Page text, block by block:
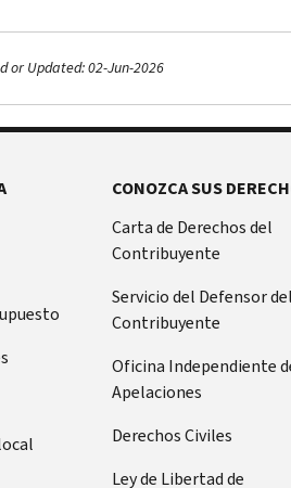
or Updated: 02-Jun-2026
CONOZCA SUS
Carta de Derechos del
Contribuyente
Servicio del Defensor del
Contribuyente
Oficina Independiente
Apelaciones
Derechos Civiles
Ley de Libertad de